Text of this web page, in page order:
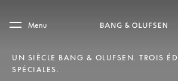
Skip to main footer
Menu
UN SIÈCLE BANG & OLUFSEN. TROIS
SPÉCIALES.